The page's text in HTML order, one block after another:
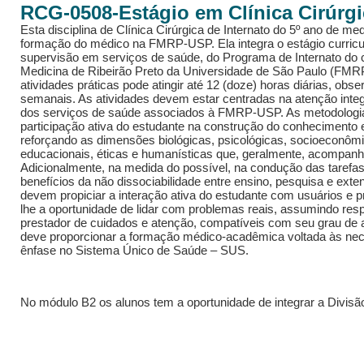
RCG-0508-Estágio em Clínica
Esta disciplina de Clínica Cirúrgica de Internato do 5º ano de
formação do médico na FMRP-USP. Ela integra o estágio
supervisão em serviços de saúde, do Programa de Internato do
Medicina de Ribeirão Preto da Universidade de São Paulo
atividades práticas pode atingir até 12 (doze) horas diárias,
semanais. As atividades devem estar centradas na atenção
dos serviços de saúde associados à FMRP-USP. As
participação ativa do estudante na construção do conhecimento
reforçando as dimensões biológicas, psicológicas,
educacionais, éticas e humanísticas que, geralmente,
Adicionalmente, na medida do possível, na condução das
benefícios da não dissociabilidade entre ensino, pesquisa e
devem propiciar a interação ativa do estudante com usuários e
lhe a oportunidade de lidar com problemas reais, assumindo
prestador de cuidados e atenção, compatíveis com seu grau de
deve proporcionar a formação médico-acadêmica voltada às
ênfase no Sistema Único de Saúde – SUS.
No módulo B2 os alunos tem a oportunidade de integrar a